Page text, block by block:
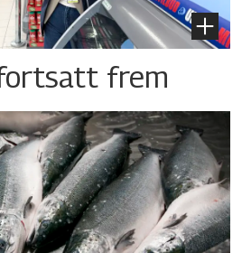
frem